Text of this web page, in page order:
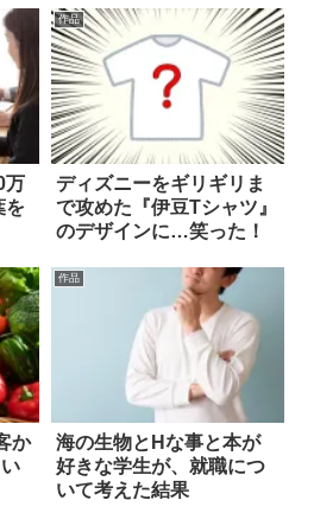
万
を
作品
ディズニーをギリギリま
で攻めた『伊豆Tシャツ』
のデザインに…笑った！
か
作品
海の生物とHな事と本が
好きな学生が、就職につ
いて考えた結果